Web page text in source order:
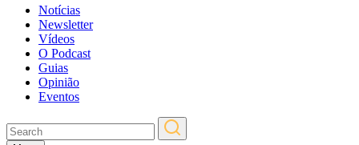
Notícias
Newsletter
Vídeos
O Podcast
Guias
Opinião
Eventos